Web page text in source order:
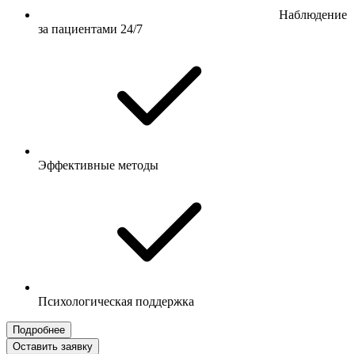
Наблюдение
за пациентами 24/7
Эффективные методы
Психологическая поддержка
Подробнее
Оставить заявку